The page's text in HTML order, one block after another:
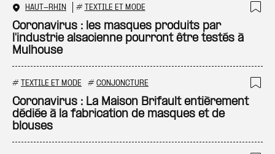
HAUT-RHIN # TEXTILE ET MODE
Coronavirus : les masques produits par
l'industrie alsacienne pourront être testés à
Mulhouse
# TEXTILE ET MODE # CONJONCTURE
Coronavirus : La Maison Brifault entièrement
dédiée à la fabrication de masques et de
blouses